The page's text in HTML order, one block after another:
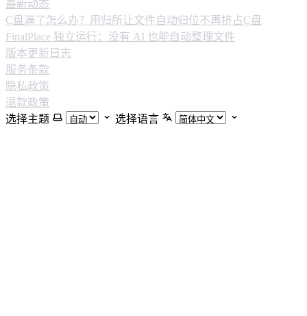
最新动态
C盘满了怎么办？用归所让文件自动归位不再挤占C盘
FinalPlace 独立运行：没有 AI 也能自动整理文件
版本更新日志
服务条款
隐私政策
退款政策
选择主题
选择语言